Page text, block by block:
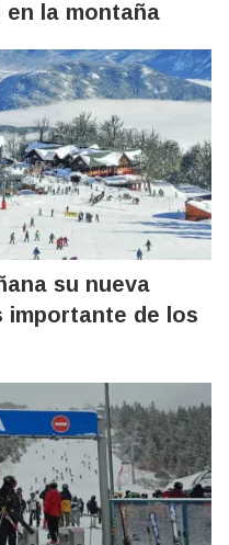
la montaña
su nueva
importante de los